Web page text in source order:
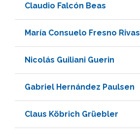
Claudio Falcón Beas
María Consuelo Fresno Rivas
Nicolás Guiliani Guerin
Gabriel Hernández Paulsen
Claus Köbrich Grüebler